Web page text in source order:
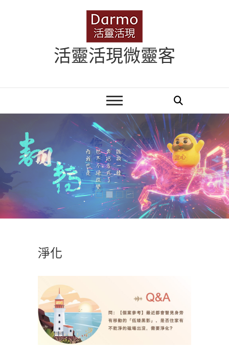
活靈活現微靈客
淨化